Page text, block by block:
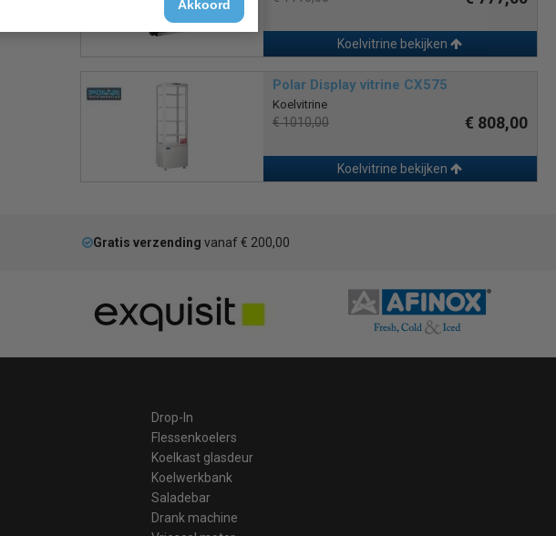
Akkoord
Koelvitrine bekijken
Polar Display vitrine CX575
Koelvitrine
€ 1010,00 € 808,00
Koelvitrine bekijken
Gratis verzending vanaf € 200,00
Drop-In
Flessenkoelers
Koelkast glasdeur
Koelwerkbank
Saladebar
Drank machine